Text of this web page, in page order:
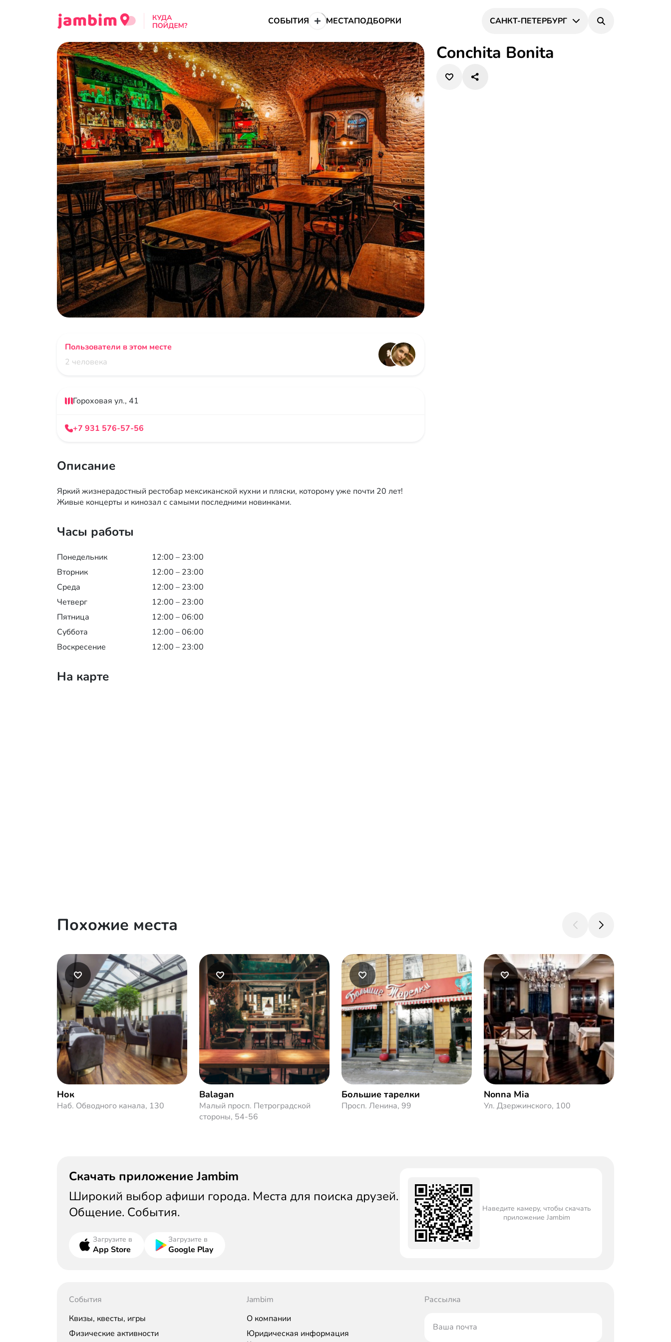
СОБЫТИЯ МЕСТАПОДБОРКИ САНКТ-ПЕТЕРБУРГ
Conchita Bonita
Пользователи в этом месте
2 человека
Гороховая ул., 41
+7 931 576-57-56
Описание
Яркий жизнерадостный рестобар мексиканской кухни и пляски, которому уже почти 20 лет!
Живые концерты и кинозал с самыми последними новинками.
Часы работы
Понедельник
12:00 – 23:00
Вторник
12:00 – 23:00
Среда
12:00 – 23:00
Четверг
12:00 – 23:00
Пятница
12:00 – 06:00
Суббота
12:00 – 06:00
Воскресение
12:00 – 23:00
На карте
Похожие места
Нок
Наб. Обводного канала, 130
Balagan
Малый просп. Петроградской
стороны, 54-56
Большие тарелки
Просп. Ленина, 99
Nonna Mia
Ул. Дзержинского, 100
Скачать приложение Jambim
Широкий выбор афиши города. Места для поиска друзей.
Общение. События.
Загрузите в
App Store
Загрузите в
Google Play
Наведите камеру, чтобы скачать
приложение Jambim
События
Квизы, квесты, игры
Физические активности
Jambim
О компании
Юридическая информация
Рассылка
Ваша почта